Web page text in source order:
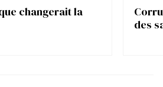
changerait la
des